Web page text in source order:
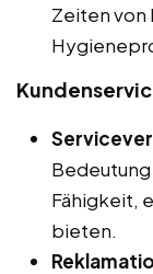
Zeiten von
Fähigkeit,
bieten.